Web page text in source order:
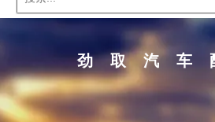
劲取汽车